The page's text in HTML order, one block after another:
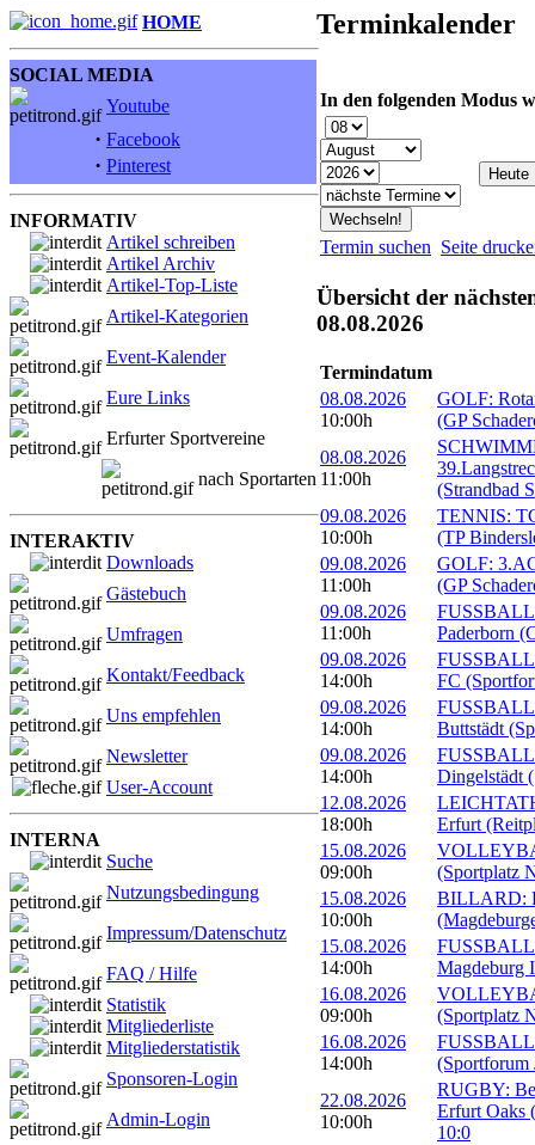
HOME
SOCIAL MEDIA
Youtube
· Facebook
· Pinterest
INFORMATIV
Artikel schreiben
Artikel Archiv
Artikel-Top-Liste
Artikel-Kategorien
Event-Kalender
Eure Links
Erfurter Sportvereine
nach Sportarten
INTERAKTIV
Downloads
Gästebuch
Umfragen
Kontakt/Feedback
Uns empfehlen
Newsletter
User-Account
INTERNA
Suche
Nutzungsbedingung
Impressum/Datenschutz
FAQ / Hilfe
Statistik
Mitgliederliste
Mitgliederstatistik
Sponsoren-Login
Admin-Login
Terminkalender
In den folgenden Modus
Termin suchen Seite
Übersicht der
08.08.2026
Termindatum
08.08.2026
10:00h
GOLF:
(GP
08.08.2026
11:00h
(Strandbad
09.08.2026
10:00h
TENNIS:
(TP
09.08.2026
11:00h
GOLF:
(GP
09.08.2026
11:00h
Paderborn
09.08.2026
14:00h
FC
09.08.2026
14:00h
Buttstädt
09.08.2026
14:00h
Dingelstädt
12.08.2026
18:00h
Erfurt
15.08.2026
09:00h
(Sportplatz
15.08.2026
10:00h
BILLARD:
15.08.2026
14:00h
Magdeburg
16.08.2026
09:00h
(Sportplatz
16.08.2026
14:00h
(Sportforum
22.08.2026
10:00h
RUGBY:
Erfurt Oaks
10:0